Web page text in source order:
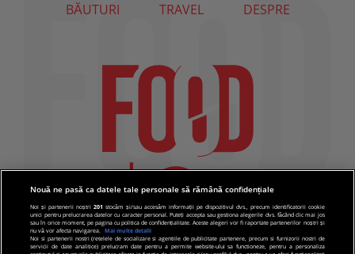
BĂUTURI
TRAVEL DESPRE
Nouă ne pasă ca datele tale personale să rămână confidențiale
Noi și partenerii noștri201 stocăm și/sau accesăm informații pe dispozitivul dvs., precum identificatorii cookie
unici pentru prelucrarea datelor cu caracter personal. Puteți accepta sau gestiona alegerile dvs. făcând clic mai jos
sau în orice moment, pe pagina cu politica de confidențialitate. Aceste alegeri vor fi raportate partenerilor noștri și
nu vă vor afecta navigarea.
Mai multe detalii
Noi si partenerii nostri (retelele de socializare si agentiile de publicitate partenere, precum si furnizorii nostri de
servicii de date analitice) prelucram date pentru a permite website-ului sa functioneze, pentru a personaliza